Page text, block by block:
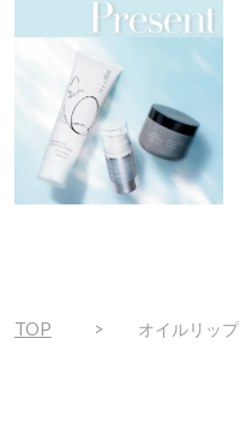
TOP オイルリップ